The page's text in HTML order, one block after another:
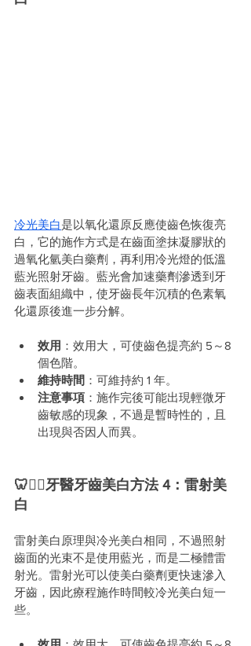
冷光美白是以氧化還原反應使齒色恢復亮
白，它的施作方式是在齒面塗抹凝膠狀的
過氧化氫美白藥劑，再利用冷光燈的低溫
藍光照射牙齒。藍光會加速藥劑滲透到牙
齒表面組織中，使牙齒長年沉積的色素氧
化還原後進一步分解。
效用 ：效用大，可使齒色提亮約 5～8
個色階。
維持時間 ：可維持約 1 年。
注意事項 ：施作完後可能出現輕微牙
齒敏感的現象，不過是暫時性的，且
出現與否因人而異。
🦷🧑‍⚕️牙醫牙齒美白方法 4：雷射美
白
雷射美白原理與冷光美白相同，不過照射
齒面的光束不是使用藍光，而是二極體雷
射光。雷射光可以使美白藥劑更快速滲入
牙齒，因此療程施作時間較冷光美白短一
些。